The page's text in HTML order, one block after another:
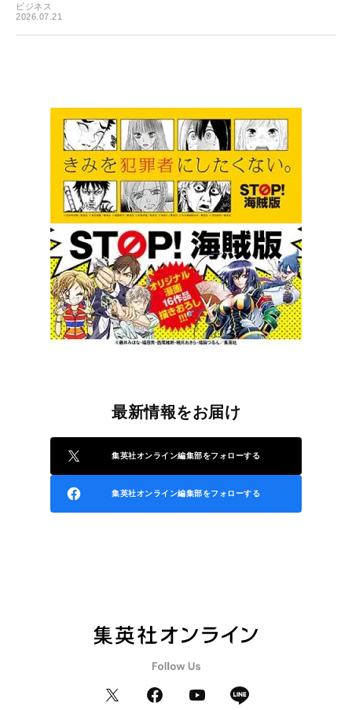
ビジネス
2026.07.21
最新情報をお届け
集英社オンライン編集部をフォローする
集英社オンライン編集部をフォローする